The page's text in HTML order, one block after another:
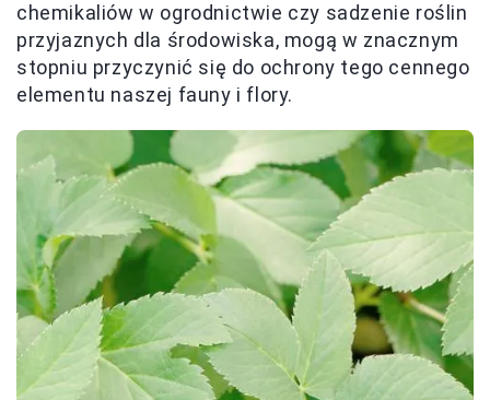
chemikaliów w ogrodnictwie czy sadzenie roślin
przyjaznych dla środowiska, mogą w znacznym
stopniu przyczynić się do ochrony tego cennego
elementu naszej fauny i flory.